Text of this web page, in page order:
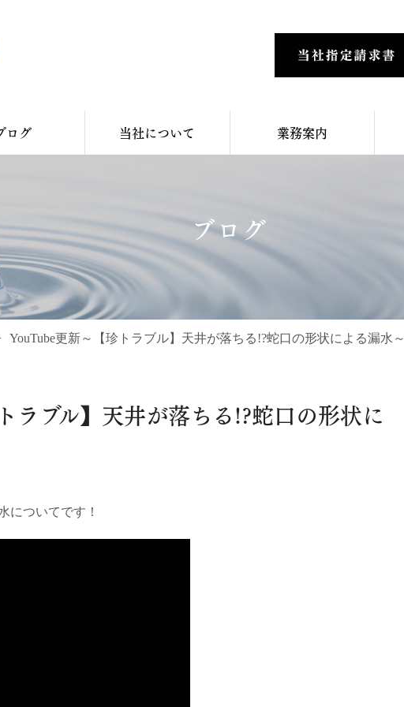
ログ 当社について 業務案内
ブログ
YouTube更新～【珍トラブル】天井が落ちる!?蛇口の形状による漏水～
ラブル】天井が落ちる!?蛇口の形状に
についてです！